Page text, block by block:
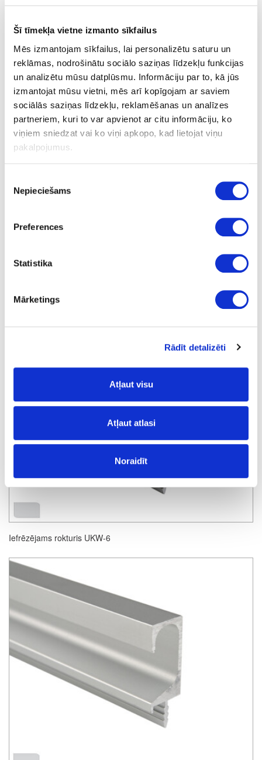
Šī tīmekļa vietne izmanto sīkfailus
Mēs izmantojam sīkfailus, lai personalizētu saturu un
reklāmas, nodrošinātu sociālo saziņas līdzekļu funkcijas
un analizētu mūsu datplūsmu. Informāciju par to, kā jūs
izmantojat mūsu vietni, mēs arī kopīgojam ar saviem
sociālās saziņas līdzekļu, reklamēšanas un analīzes
partneriem, kuri to var apvienot ar citu informāciju, ko
viņiem sniedzat vai ko viņi apkopo, kad lietojat viņu
pakalpojumus.
izvēle
Nepieciešams
Preferences
Statistika
Mārketings
Rādīt detalizēti
Atļaut visu
Atļaut atlasi
Noraidīt
Iefrēzējams rokturis UKW-4
Iefrēzējams rokturis UKW-6